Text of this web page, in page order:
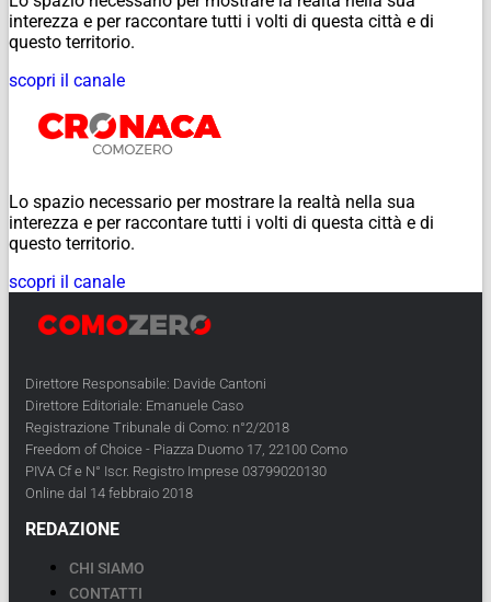
interezza e per raccontare tutti i volti di questa città e di
questo territorio.
scopri il canale
Lo spazio necessario per mostrare la realtà nella sua
interezza e per raccontare tutti i volti di questa città e di
questo territorio.
scopri il canale
Direttore Responsabile: Davide Cantoni
Direttore Editoriale: Emanuele Caso
Registrazione Tribunale di Como: n°2/2018
Freedom of Choice - Piazza Duomo 17, 22100 Como
PIVA Cf e N° Iscr. Registro Imprese 03799020130
Online dal 14 febbraio 2018
REDAZIONE
CHI SIAMO
CONTATTI